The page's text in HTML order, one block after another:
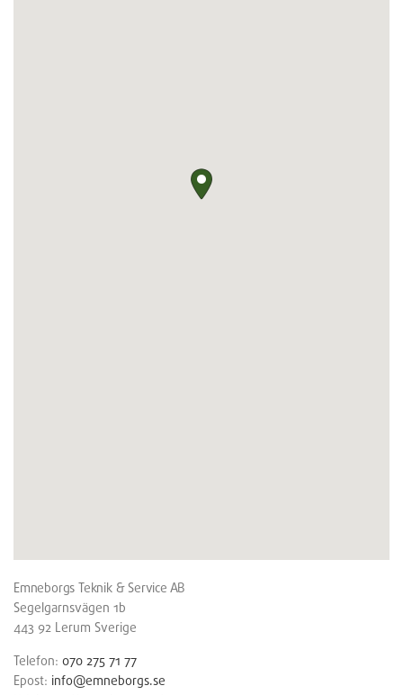
Emneborgs Teknik & Service AB
Segelgarnsvägen 1b
443 92 Lerum Sverige
Telefon: 070 275 71 77
Epost: info@emneborgs.se